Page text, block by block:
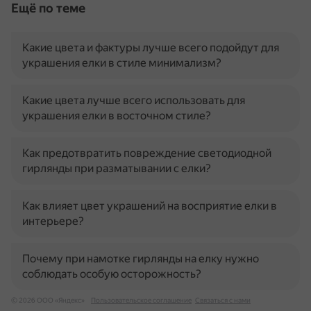
Ещё по теме
Какие цвета и фактуры лучше всего подойдут для
украшения елки в стиле минимализм?
Какие цвета лучше всего использовать для
украшения елки в восточном стиле?
Как предотвратить повреждение светодиодной
гирлянды при разматывании с елки?
Как влияет цвет украшений на восприятие елки в
интерьере?
Почему при намотке гирлянды на елку нужно
соблюдать особую осторожность?
© 2026 ООО «Яндекс» Пользовательское соглашение Связаться с нами